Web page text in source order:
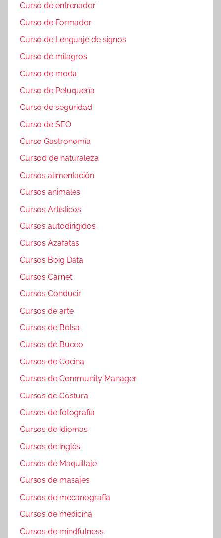
Curso de entrenador
Curso de Formador
Curso de Lenguaje de signos
Curso de milagros
Curso de moda
Curso de Peluquería
Curso de seguridad
Curso de SEO
Curso Gastronomía
Cursod de naturaleza
Cursos alimentación
Cursos animales
Cursos Artísticos
Cursos autodirigidos
Cursos Azafatas
Cursos Boig Data
Cursos Carnet
Cursos Conducir
Cursos de arte
Cursos de Bolsa
Cursos de Buceo
Cursos de Cocina
Cursos de Community Manager
Cursos de Costura
Cursos de fotografía
Cursos de idiomas
Cursos de inglés
Cursos de Maquillaje
Cursos de masajes
Cursos de mecanografía
Cursos de medicina
Cursos de mindfulness